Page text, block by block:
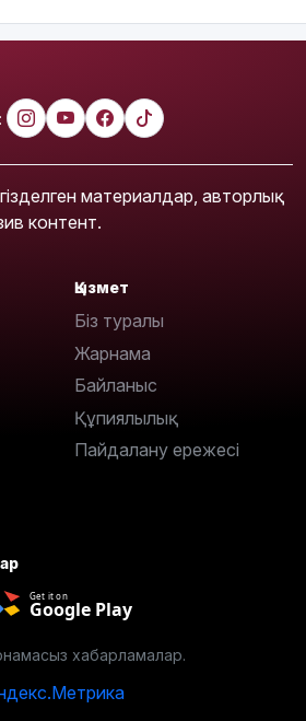
материалдар, авторлық
контент.
Қызмет
Біз туралы
Жарнама
Байланыс
Құпиялылық
Пайдалану ережесі
Get it on
Google Play
хабарламалар.